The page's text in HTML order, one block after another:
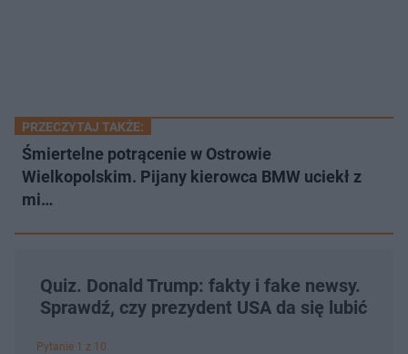
PRZECZYTAJ TAKŻE:
Śmiertelne potrącenie w Ostrowie
Wielkopolskim. Pijany kierowca BMW uciekł z
mi…
Quiz. Donald Trump: fakty i fake newsy.
Sprawdź, czy prezydent USA da się lubić
Pytanie 1 z 10